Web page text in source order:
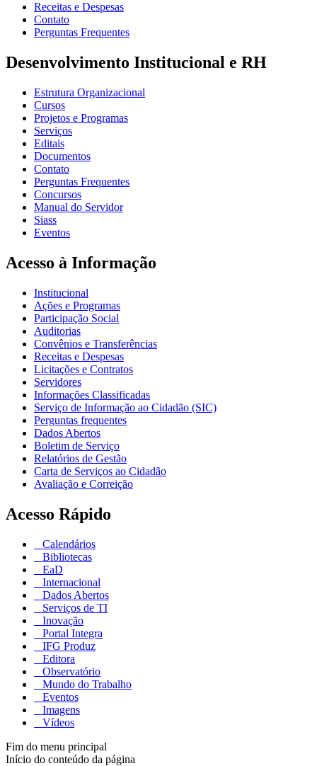
Receitas e Despesas
Contato
Perguntas Frequentes
Desenvolvimento Institucional e RH
Estrutura Organizacional
Cursos
Projetos e Programas
Serviços
Editais
Documentos
Contato
Perguntas Frequentes
Concursos
Manual do Servidor
Siass
Eventos
Acesso à Informação
Institucional
Ações e Programas
Participação Social
Auditorias
Convênios e Transferências
Receitas e Despesas
Licitações e Contratos
Servidores
Informações Classificadas
Serviço de Informação ao Cidadão (SIC)
Perguntas frequentes
Dados Abertos
Boletim de Serviço
Relatórios de Gestão
Carta de Serviços ao Cidadão
Avaliação e Correição
Acesso Rápido
Calendários
Bibliotecas
EaD
Internacional
Dados Abertos
Serviços de TI
Inovação
Portal Integra
IFG Produz
Editora
Observatório
Mundo do Trabalho
Eventos
Imagens
Vídeos
Fim do menu principal
Início do conteúdo da página